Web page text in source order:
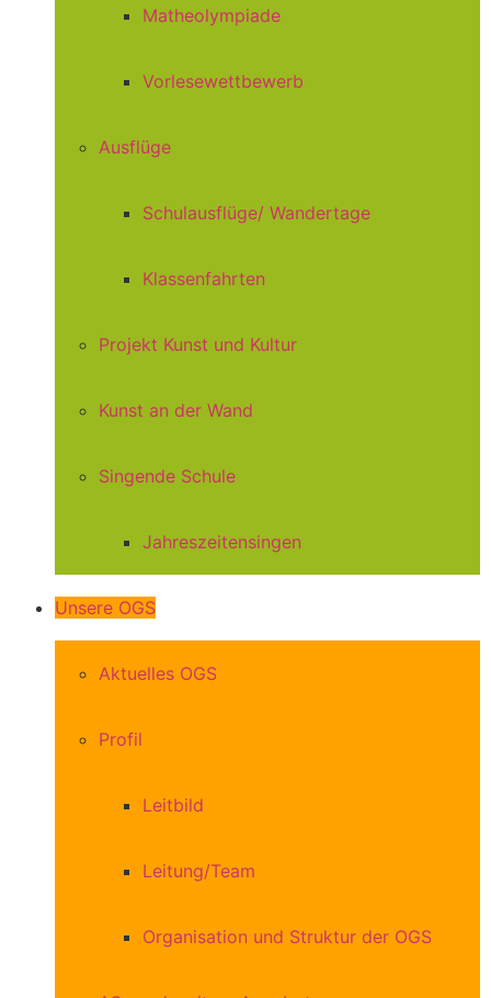
Matheolympiade
Vorlesewettbewerb
Ausflüge
Schulausflüge/ Wandertage
Klassenfahrten
Projekt Kunst und Kultur
Kunst an der Wand
Singende Schule
Jahreszeitensingen
Unsere OGS
Aktuelles OGS
Profil
Leitbild
Leitung/Team
Organisation und Struktur der OGS